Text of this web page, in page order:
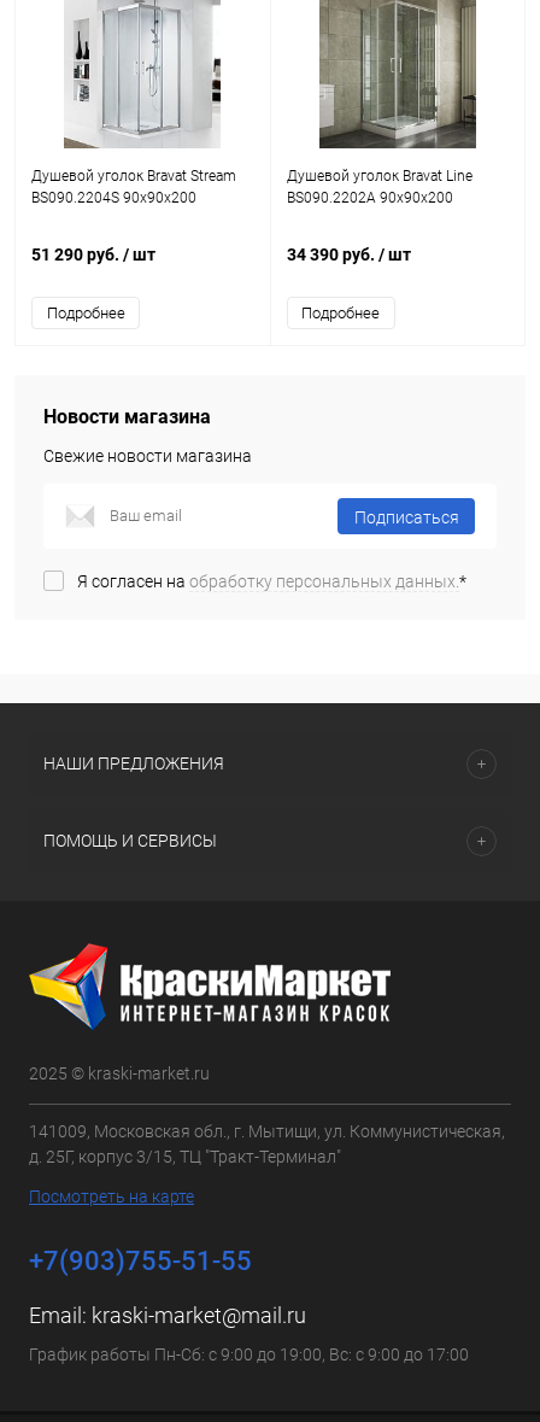
Душевой уголок Bravat Stream
BS090.2204S 90х90х200
51 290 руб. / шт
Подробнее
Душевой уголок Bravat Line
BS090.2202A 90х90х200
34 390 руб. / шт
Подробнее
Новости магазина
Свежие новости магазина
Подписаться
Я согласен на обработку персональных данных.*
НАШИ ПРЕДЛОЖЕНИЯ
ПОМОЩЬ И СЕРВИСЫ
2025 © kraski-market.ru
141009, Московская обл., г. Мытищи, ул. Коммунистическая,
д. 25Г, корпус 3/15, ТЦ "Тракт-Терминал"
Посмотреть на карте
+7(903)755-51-55
Email: kraski-market@mail.ru
График работы Пн-Сб: с 9:00 до 19:00, Вс: с 9:00 до 17:00